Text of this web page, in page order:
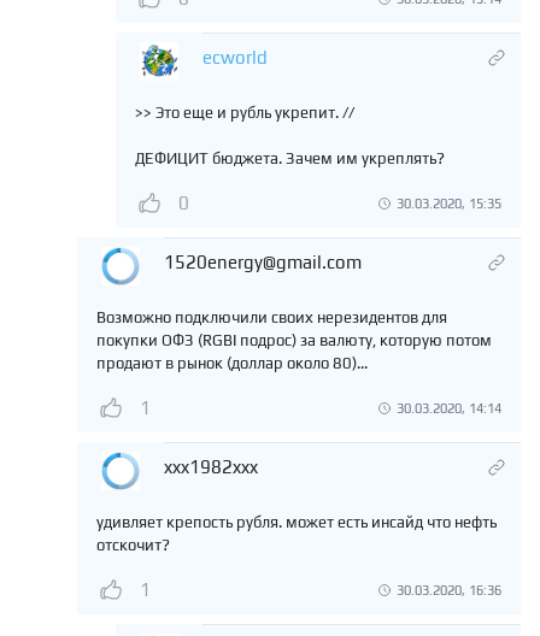
ecworld
>> Это еще и рубль укрепит. //
ДЕФИЦИТ бюджета. Зачем им укреплять?
0 30.03.2020, 15:35
1520energy@gmail.com
Возможно подключили своих нерезидентов для
покупки ОФЗ (RGBI подрос) за валюту, которую потом
продают в рынок (доллар около 80)...
1 30.03.2020, 14:14
xxx1982xxx
удивляет крепость рубля. может есть инсайд что нефть
отскочит?
1 30.03.2020, 16:36